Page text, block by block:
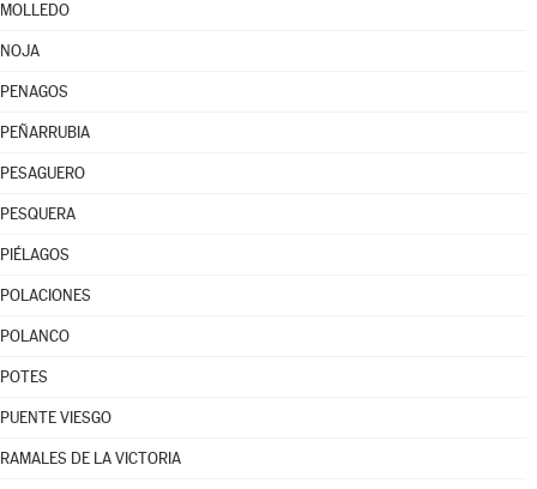
MOLLEDO
NOJA
PENAGOS
PEÑARRUBIA
PESAGUERO
PESQUERA
PIÉLAGOS
POLACIONES
POLANCO
POTES
PUENTE VIESGO
RAMALES DE LA VICTORIA